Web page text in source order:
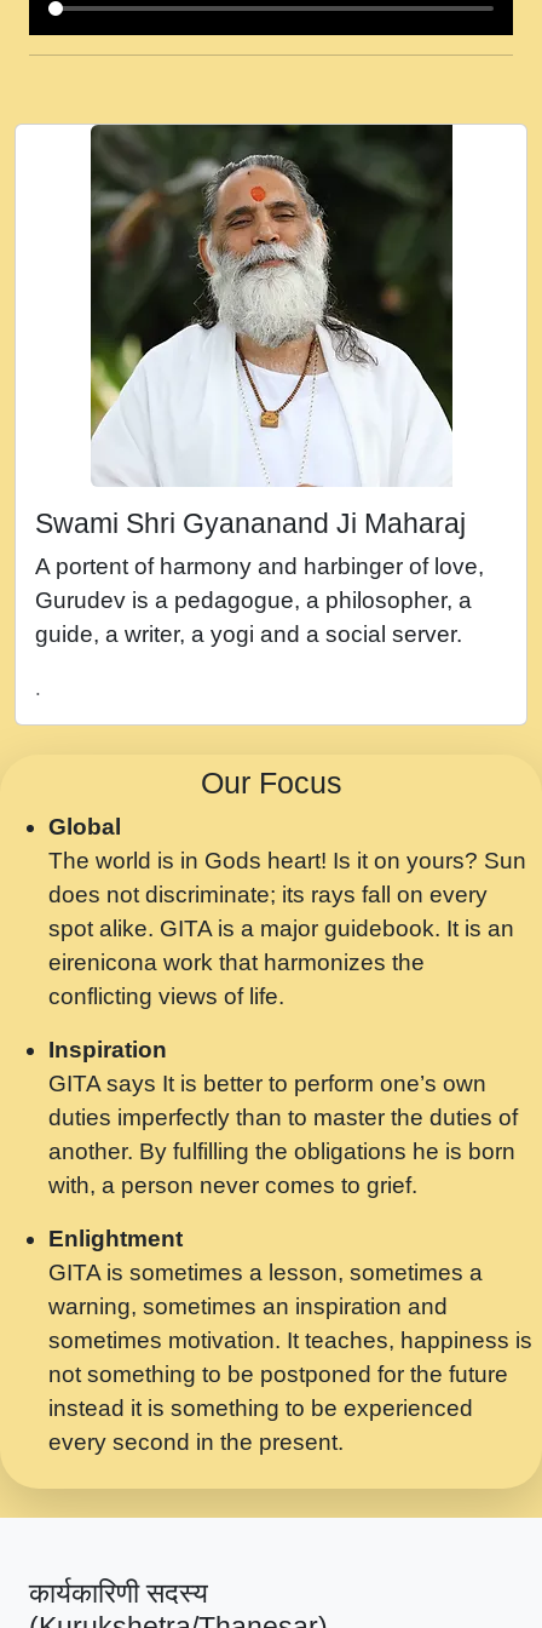
कई पकड क मर हथ र मह वदवन पहच दय! मह जन
Ki - Krishna Bhajan - New Bhajan 2020
#Ishwar Bhakti.mp3
जब से गीता ज्ञान पाया मैं बड़ी मस्ती में हूँ । 2018 -
Rishikesh - Ratan Ji Rasik.mp3
तन हल दल द सनव मड उतत सर रख क, नल रव त
गल लग जव त सर उतत हथ रख द!.mp3
तू कर प्रीतम से प्रीत, यूहीं दिन बीतते जाते हैं ।
2018 - Rishikesh - Swami Gyananand Ji
Maharaj.mp3
न म गवद गपल गद फर, पयर महन न रझद फर! shri
नह भरस रह लडडल... अपन खट करम क !!!! मह दद
सहर चरण क .....mp3
बगड नसब कसन सवर तर बगर Shri ravinandan
shastri ji maharaj.mp3
Chahe Ram Ho Chahe Shyam Ho.mp3
मझ अपन जवन बनन न आय, रठ हर क मनन न आय
Shri ravinandan shastri ji maharaj.mp3
मन अशांत मंत्र जाप - गीता प्रेरणा -Swami
Gyananand Ji Maharaj.mp3
मन बध लय परम वल कगन Special Shyam
Saawariya.mp3
मर गनय न अपरध लडडल शर रध.... Shri
ravinandan shastri ji maharaj.mp3
मेरे मन हरी का ध्यान लगा - भजन भाव - 2018 -
Rishikesh - Swami Gyananand Ji
Maharaj.mp3
यह हसरत तलब ह नकज कमर Yahi Hasraten
Talab Hai Bhav Pravah #bhajan.mp3
लडल ज बल ल क ज न लग Sadhvi Purnima Ji
7.9.2021 जवल नगर दलल #बसर.mp3
सख भ मझ पयर ह दख भ मझ पयर ह!छड म कस दत
सपरहट भजन 2021 - तर अखय ह जद भर बहर ज म
सपरहट शयम भजन - जय जय शयम जय जय शयम
Swami Shri Gyananand Ji Maharaj
A portent of harmony and harbinger of love,
Gurudev is a pedagogue, a philosopher, a
guide, a writer, a yogi and a social server.
.
Our Focus
Global
The world is in Gods heart! Is it on yours? Sun
does not discriminate; its rays fall on every
spot alike. GITA is a major guidebook. It is an
eirenicona work that harmonizes the
conflicting views of life.
Inspiration
GITA says It is better to perform one’s own
duties imperfectly than to master the duties of
another. By fulfilling the obligations he is born
with, a person never comes to grief.
Enlightment
GITA is sometimes a lesson, sometimes a
warning, sometimes an inspiration and
sometimes motivation. It teaches, happiness is
not something to be postponed for the future
instead it is something to be experienced
every second in the present.
कार्यकारिणी सदस्य